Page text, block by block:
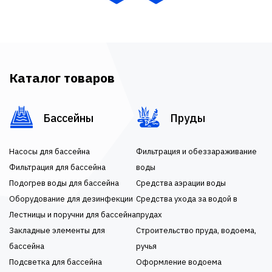
Каталог товаров
Бассейны
Насосы для бассейна
Фильтрация для бассейна
Подогрев воды для бассейна
Оборудование для дезинфекции
Лестницы и поручни для бассейна
Закладные элементы для
бассейна
Подсветка для бассейна
Пруды
Фильтрация и обеззараживание
воды
Средства аэрации воды
Средства ухода за водой в
прудах
Строительство пруда, водоема,
ручья
Оформление водоема